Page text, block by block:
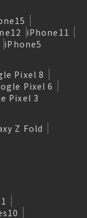
iPhone11
iPhone5
Pixel 8
Pixel 6
Pixel 3
Z Fold